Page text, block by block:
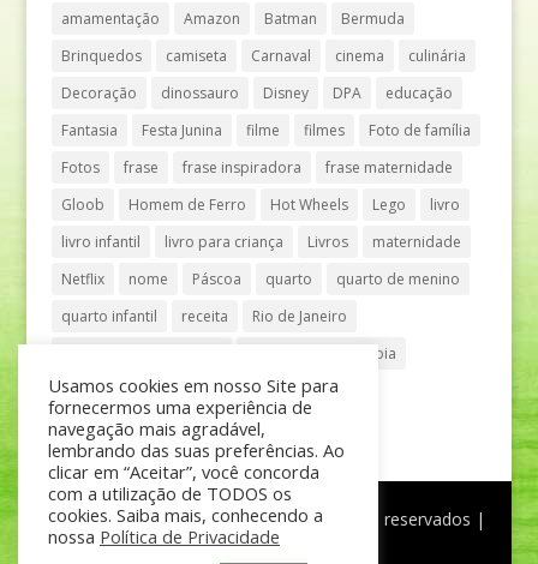
amamentação Amazon Batman
Bermuda
Brinquedos
camiseta Carnaval cinema
culinária
Decoração
dinossauro Disney DPA
educação
Fantasia
Festa Junina filme filmes
Foto de família
Fotos
frase frase inspiradora
frase maternidade
Gloob
Homem de Ferro Hot Wheels Lego
livro
livro infantil
livro para criança Livros
maternidade
Netflix
nome Páscoa quarto
quarto de menino
quarto infantil
receita
Rio de Janeiro
Shopping Vila Olímpia
São Paulo
teatro tênis
®Mãe de Menino | © Todos os direitos reservados |
Política de Privacidade
Usamos cookies em nosso Site para
fornecermos uma experiência de
navegação mais agradável,
lembrando das suas preferências. Ao
clicar em “Aceitar”, você concorda
com a utilização de TODOS os
cookies. Saiba mais, conhecendo a
nossa Política de Privacidade